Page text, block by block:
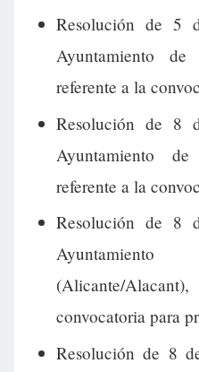
Resolución de 5
Ayuntamiento de
referente a la
Resolución de 8
Ayuntamiento
referente a la
Resolución de 8
(Alicante/
convocatoria para
Resolución de 8